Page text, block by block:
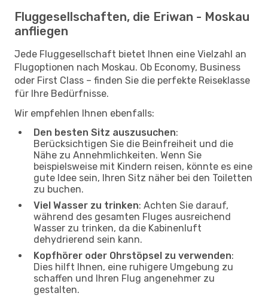
Fluggesellschaften, die Eriwan - Moskau
anfliegen
Jede Fluggesellschaft bietet Ihnen eine Vielzahl an
Flugoptionen nach Moskau. Ob Economy, Business
oder First Class – finden Sie die perfekte Reiseklasse
für Ihre Bedürfnisse.
Wir empfehlen Ihnen ebenfalls:
Den besten Sitz auszusuchen:
Berücksichtigen Sie die Beinfreiheit und die
Nähe zu Annehmlichkeiten. Wenn Sie
beispielsweise mit Kindern reisen, könnte es eine
gute Idee sein, Ihren Sitz näher bei den Toiletten
zu buchen.
Viel Wasser zu trinken: Achten Sie darauf,
während des gesamten Fluges ausreichend
Wasser zu trinken, da die Kabinenluft
dehydrierend sein kann.
Kopfhörer oder Ohrstöpsel zu verwenden:
Dies hilft Ihnen, eine ruhigere Umgebung zu
schaffen und Ihren Flug angenehmer zu
gestalten.